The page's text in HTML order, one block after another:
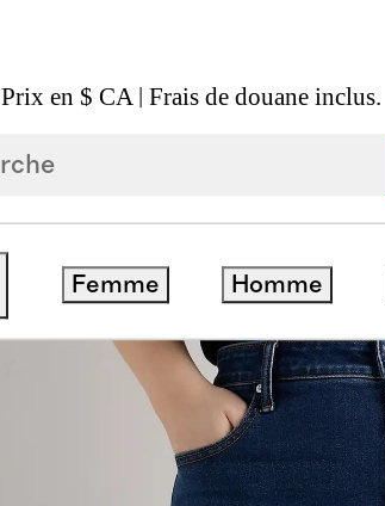
Prix en $ CA | Frais de douane inclus.
Femme Homme